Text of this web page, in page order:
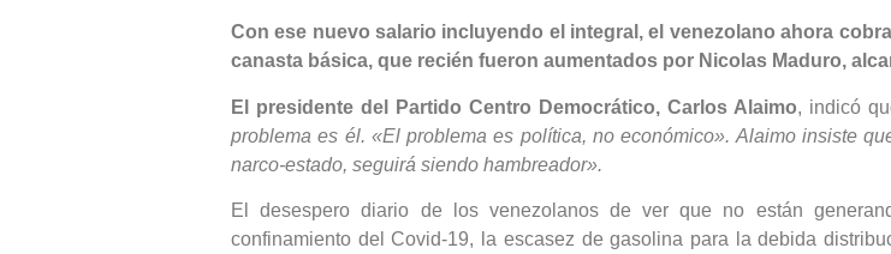
Con ese nuevo salario incluyendo el integral, el venezolano ahora
canasta básica, que recién fueron aumentados por Nicolas Maduro,
El presidente del Partido Centro Democrático, Carlos Alaimo, indicó
problema es él. «El problema es política, no económico». Alaimo insiste
narco-estado, seguirá siendo hambreador».
El desespero diario de los venezolanos de ver que no están
confinamiento del Covid-19, la escasez de gasolina para la debida